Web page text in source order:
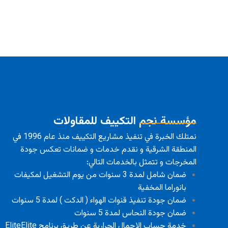
مؤسسة نجم التكييف للمقاولات
نمتلك الخبرة في تنفيذ مشاريع التكييف منذ عام 1996 في
المنطقة الشرقية و نقدم خدمات و ضمانات تعكس جودة
المخرجات و تتمثل بالخدمات التالي:
ضمان شامل لمدة 3 سنوات من يوم التشغيل لمكيفات
بانوراما المخفية
ضمان جودة تنفيذ قنوات الهواء ( الدكت ) لمدة 5 سنوات
ضمان جودة النحاس لمدة 5 سنوات